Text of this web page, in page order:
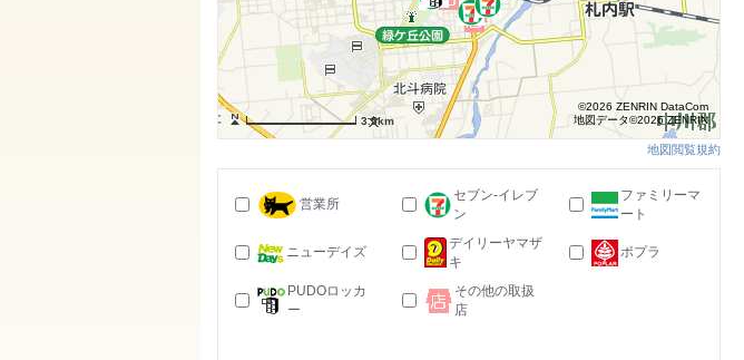
3.5km
©2026 ZENRIN DataCom
地図データ©2026 ZENRIN
地図閲覧規約
営業所
セブン-イレブ
ン
ファミリーマ
ート
ニューデイズ
デイリーヤマザ
キ
ポプラ
PUDOロッカ
ー
その他の取扱
店